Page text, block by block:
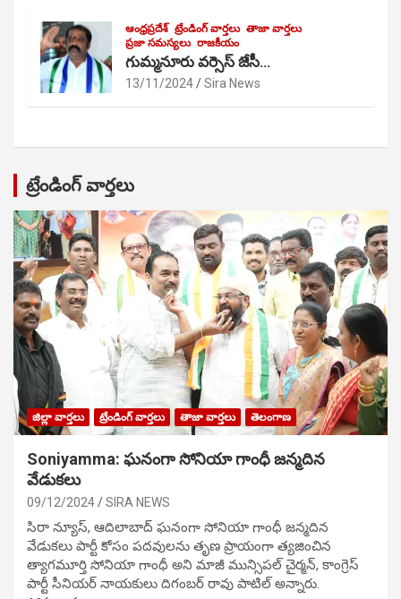
ఆంధ్రప్రదేశ్ ట్రేండింగ్ వార్తలు తాజా వార్తలు
ప్రజా సమస్యలు రాజకీయం
గుమ్మనూరు వర్సెస్ జేసీ…
13/11/2024 Sira News
ట్రేండింగ్ వార్తలు
జిల్లా వార్తలు ట్రేండింగ్ వార్తలు తాజా వార్తలు తెలంగాణ
Soniyamma: ఘ‌నంగా సోనియా గాంధీ జ‌న్మ‌దిన
వేడుక‌లు
09/12/2024 SIRA NEWS
సిరా న్యూస్, ఆదిలాబాద్ ఘ‌నంగా సోనియా గాంధీ జ‌న్మ‌దిన
వేడుక‌లు పార్టీ కోసం ప‌ద‌వుల‌ను తృణ ప్రాయంగా త్య‌జించిన
త్యాగమూర్తి సోనియా గాంధీ అని మాజీ మున్సిప‌ల్ చైర్మ‌న్, కాంగ్రెస్
పార్టీ సీనియ‌ర్ నాయ‌కులు దిగంబ‌ర్ రావు పాటిల్ అన్నారు.